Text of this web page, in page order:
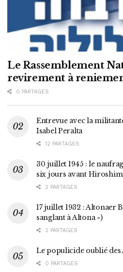
Le Rassemblement
revirement à
0 PARTAGES
Entrevue avec la
Isabel Peralta
12 PARTAGES
30 juillet 1945 : le
six jours avant
2 PARTAGES
17 juillet 1932 : Altonaer
sanglant à Altona »)
2 PARTAGES
Le populicide oublié des
0 PARTAGES